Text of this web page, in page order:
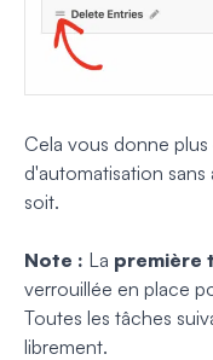
Cela vous donne
d'automatisation
soit.
Note : La première
verrouillée en place
Toutes les tâches
librement.